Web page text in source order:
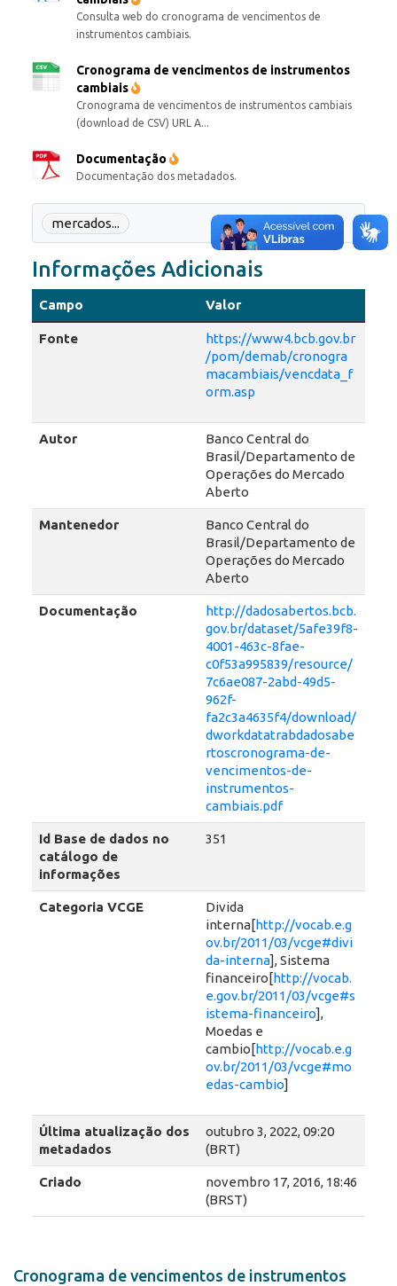
Cronograma de vencimentos de instrumentos
Consulta web do cronograma de vencimentos de
instrumentos cambiais.
Cronograma de vencimentos de instrumentos
cambiais
Cronograma de vencimentos de instrumentos cambiais
(download de CSV) URL A...
Documentação
Documentação dos metadados.
mercados...
Informações Adicionais
Campo Valor
Fonte
https://www4.bcb.gov.br
/pom/demab/cronogra
macambiais/vencdata_f
orm.asp
Autor
Banco Central do
Brasil/Departamento de
Operações do Mercado
Aberto
Mantenedor
Banco Central do
Brasil/Departamento de
Operações do Mercado
Aberto
Documentação
http://dadosabertos.bcb.
gov.br/dataset/5afe39f8-
4001-463c-8fae-
c0f53a995839/resource/
7c6ae087-2abd-49d5-
962f-
fa2c3a4635f4/download/
dworkdatatrabdadosabe
rtoscronograma-de-
vencimentos-de-
instrumentos-
cambiais.pdf
Id Base de dados no
catálogo de
informações
351
Categoria VCGE
Divida
interna[http://vocab.e.g
ov.br/2011/03/vcge#divi
da-interna], Sistema
financeiro[http://vocab.
e.gov.br/2011/03/vcge#s
istema-financeiro],
Moedas e
cambio[http://vocab.e.g
ov.br/2011/03/vcge#mo
edas-cambio]
Última atualização dos
metadados
outubro 3, 2022, 09:20
(BRT)
Criado
novembro 17, 2016, 18:46
(BRST)